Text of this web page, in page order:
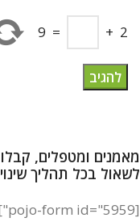
לשאול בכל תהליך שינוי
[pojo-form id="5959"]
2
+
=
9